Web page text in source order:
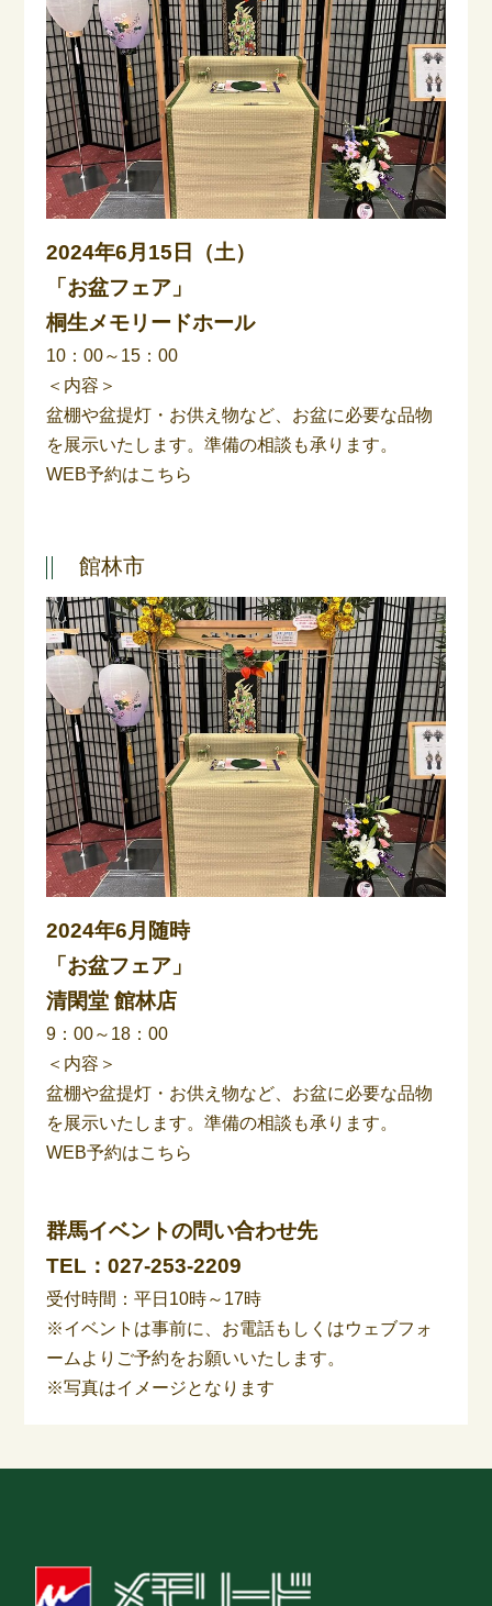
2024年6月15日（土）
「お盆フェア」
桐生メモリードホール
10：00～15：00
＜内容＞
盆棚や盆提灯・お供え物など、お盆に必要な品物
を展示いたします。準備の相談も承ります。
WEB予約はこちら
館林市
2024年6月随時
「お盆フェア」
清閑堂 館林店
9：00～18：00
＜内容＞
盆棚や盆提灯・お供え物など、お盆に必要な品物
を展示いたします。準備の相談も承ります。
WEB予約はこちら
群馬イベントの問い合わせ先
TEL：027-253-2209
受付時間：平日10時～17時
※イベントは事前に、お電話もしくはウェブフォ
ームよりご予約をお願いいたします。
※写真はイメージとなります